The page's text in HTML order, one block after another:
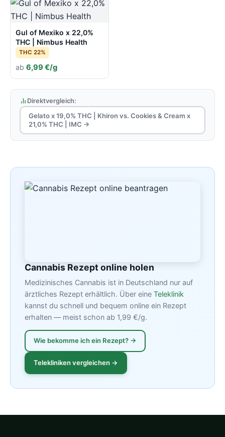
Gul of Mexiko x 22,0%
THC | Nimbus Health
THC 22%
ab 6,99 €/g
Direktvergleich:
Gelato x 19,0% THC | Khiron vs. Cookies & Cream x
21,0% THC | IMC →
Cannabis Rezept online holen
Medizinisches Cannabis ist in Deutschland nur auf
ärztliches Rezept erhältlich. Über eine Teleklinik
kannst du schnell und bequem online ein Rezept
erhalten — meist schon ab 1,99 €/g.
Wie bekomme ich ein Rezept? →
Telekliniken vergleichen →